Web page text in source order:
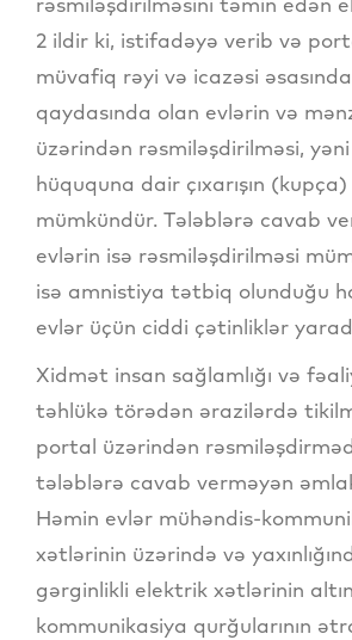
2 ildir ki, istifadəyə verib və
müvafiq rəyi və icazəsi
qaydasında olan evlərin və
üzərindən rəsmiləşdirilməsi,
hüququna dair çıxarışın (kupça)
mümkündür. Tələblərə cavab
evlərin isə rəsmiləşdirilməsi
isə amnistiya tətbiq olunduğu
evlər üçün ciddi çətinliklər
Xidmət insan sağlamlığı və
təhlükə törədən ərazilərdə
portal üzərindən
tələblərə cavab verməyən
Həmin evlər mühəndis-
xətlərinin üzərində və
gərginlikli elektrik xətlərinin
kommunikasiya qurğularının